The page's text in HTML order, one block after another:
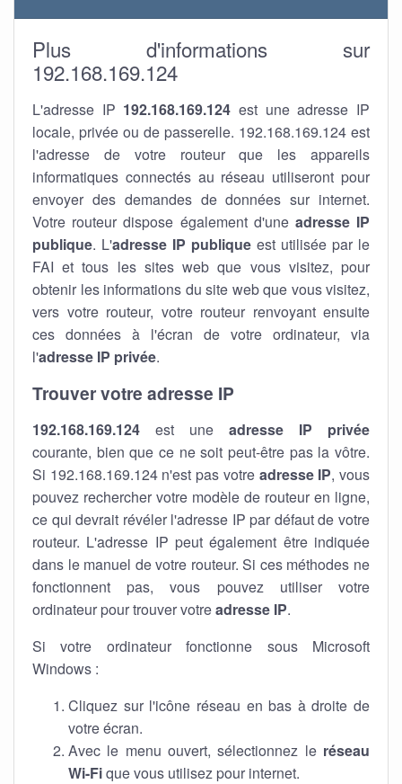
Plus d'informations sur
192.168.169.124
L'adresse IP 192.168.169.124 est une adresse IP
locale, privée ou de passerelle. 192.168.169.124 est
l'adresse de votre routeur que les appareils
informatiques connectés au réseau utiliseront pour
envoyer des demandes de données sur internet.
Votre routeur dispose également d'une adresse IP
publique. L'adresse IP publique est utilisée par le
FAI et tous les sites web que vous visitez, pour
obtenir les informations du site web que vous visitez,
vers votre routeur, votre routeur renvoyant ensuite
ces données à l'écran de votre ordinateur, via
l'adresse IP privée.
Trouver votre adresse IP
192.168.169.124 est une adresse IP privée
courante, bien que ce ne soit peut-être pas la vôtre.
Si 192.168.169.124 n'est pas votre adresse IP, vous
pouvez rechercher votre modèle de routeur en ligne,
ce qui devrait révéler l'adresse IP par défaut de votre
routeur. L'adresse IP peut également être indiquée
dans le manuel de votre routeur. Si ces méthodes ne
fonctionnent pas, vous pouvez utiliser votre
ordinateur pour trouver votreadresse IP.
Si votre ordinateur fonctionne sous Microsoft
Windows :
Cliquez sur l'icône réseau en bas à droite de
votre écran.
Avec le menu ouvert, sélectionnez le réseau
Wi-Fique vous utilisez pour internet.